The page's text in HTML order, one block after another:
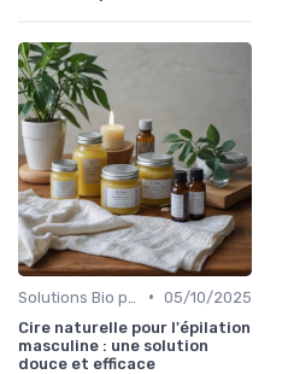
• 05/10/2025
Cire naturelle pour l'épilation
masculine : une solution
douce et efficace